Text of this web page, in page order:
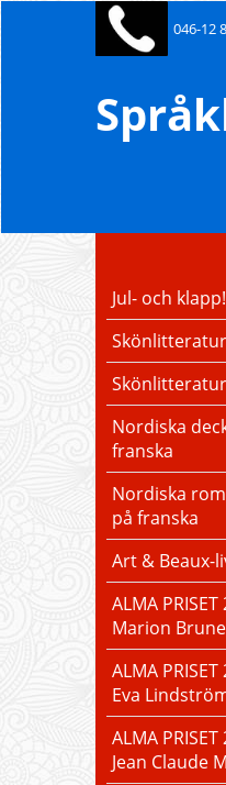
046-12
Jul- och klapp!
Skönlitteratur
Nordiska
franska
Nordiska
på franska
Art & Beaux-
ALMA
Marion
ALMA
Eva
ALMA
Jean Claude